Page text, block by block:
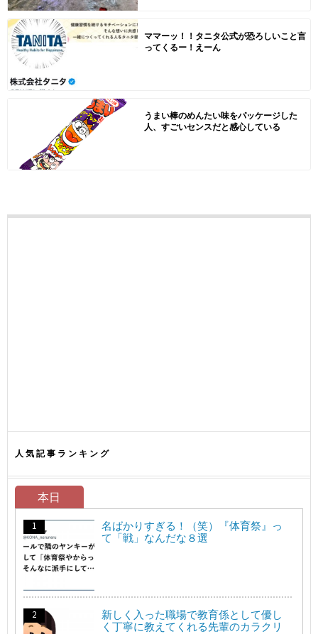
ママーッ！！タニタ公式が恐ろしいこと言
ってくるー！えーん
うまい棒のめんたい味をパッケージした
人、すごいセンスだと感心している
人気記事ランキング
本日
名ばかりすぎる！（笑）『体育祭』っ
て「戦」なんだな８選
新しく入った職場で教育係として優し
く丁寧に教えてくれる先輩のカラクリ